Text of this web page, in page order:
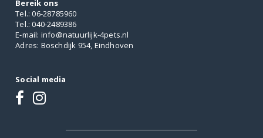
Bereik ons
Tel.: 06-28785960
Tel.: 040-2489386
E-mail: info@natuurlijk-4pets.nl
Adres: Boschdijk 954, Eindhoven
Social media